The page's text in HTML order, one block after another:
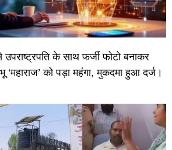
के साथ फर्जी फोटो बनाकर
को पड़ा महंगा, मुकदमा हुआ दर्ज।